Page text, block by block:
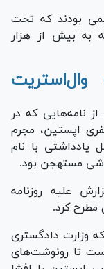
بودند که تحت
به بیش از هزار
نامه‌هایی که در
تولد ۵۰ سالگی جفری اپستین، مجرم
یادداشتی با نام
مستهجن بود.
علیه روزنامه
وزارت دادگستری
تا رونوشت‌های